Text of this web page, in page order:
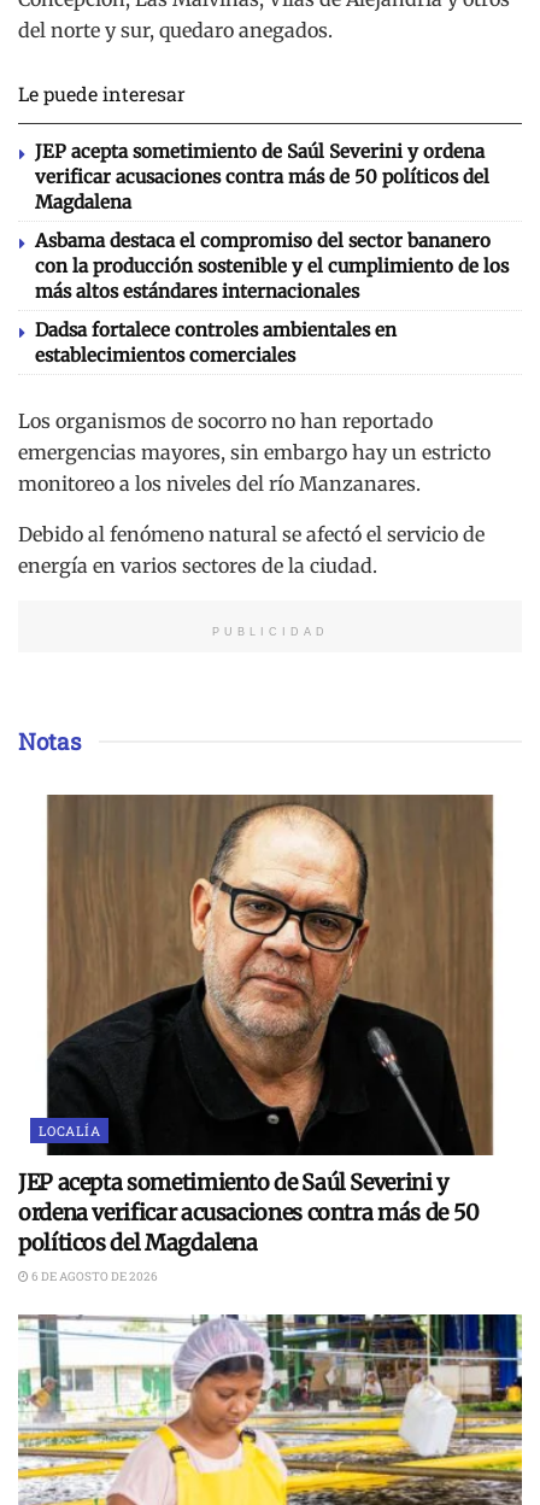
del norte y sur, quedaro anegados.
Le puede interesar
JEP acepta sometimiento de Saúl Severini y ordena
verificar acusaciones contra más de 50 políticos del
Magdalena
Asbama destaca el compromiso del sector bananero
con la producción sostenible y el cumplimiento de los
más altos estándares internacionales
Dadsa fortalece controles ambientales en
establecimientos comerciales
Los organismos de socorro no han reportado
emergencias mayores, sin embargo hay un estricto
monitoreo a los niveles del río Manzanares.
Debido al fenómeno natural se afectó el servicio de
energía en varios sectores de la ciudad.
PUBLICIDAD
Notas
LOCALÍA
JEP acepta sometimiento de Saúl Severini y
ordena verificar acusaciones contra más de 50
políticos del Magdalena
6 DE AGOSTO DE 2026